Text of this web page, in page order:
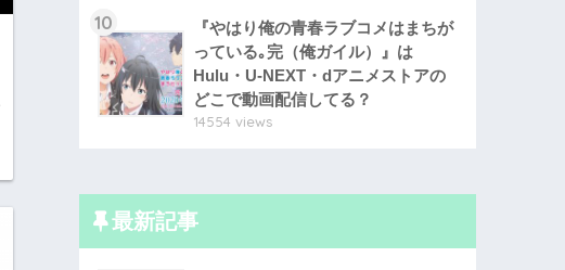
10
『やはり俺の青春ラブコメはまちが
っている｡完（俺ガイル）』は
Hulu・U-NEXT・dアニメストアの
どこで動画配信してる？
14554 views
最新記事